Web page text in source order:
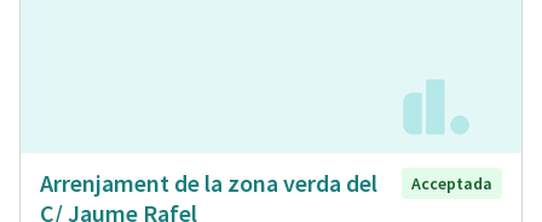
Arrenjament de la zona verda del
C/ Jaume Rafel
Acceptada